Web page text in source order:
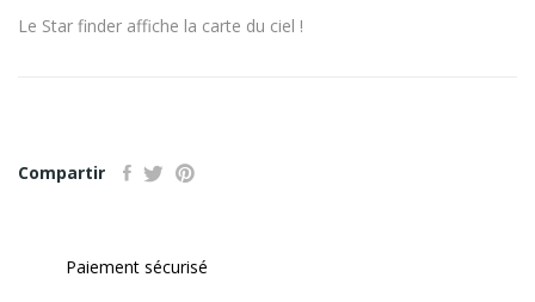
Le Star finder affiche la carte du ciel !
Compartir
Paiement sécurisé